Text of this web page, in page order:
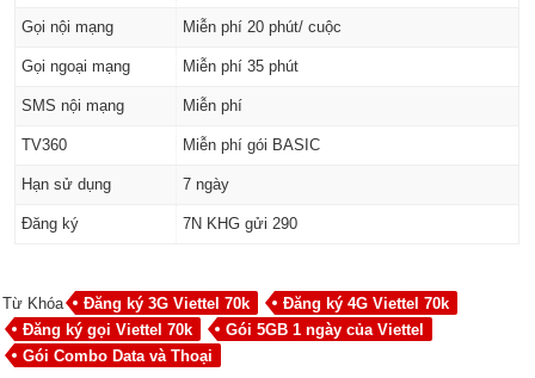
Gọi nội mạng Miễn phí 20 phút/ cuộc
Gọi ngoại mạng Miễn phí 35 phút
SMS nội mạng Miễn phí
TV360 Miễn phí gói BASIC
Hạn sử dụng 7 ngày
Đăng ký 7N KHG gửi 290
Từ Khóa Đăng ký 3G Viettel 70k
Đăng ký 4G Viettel 70k
Đăng ký gọi Viettel 70k
Gói 5GB 1 ngày của Viettel
Gói Combo Data và Thoại